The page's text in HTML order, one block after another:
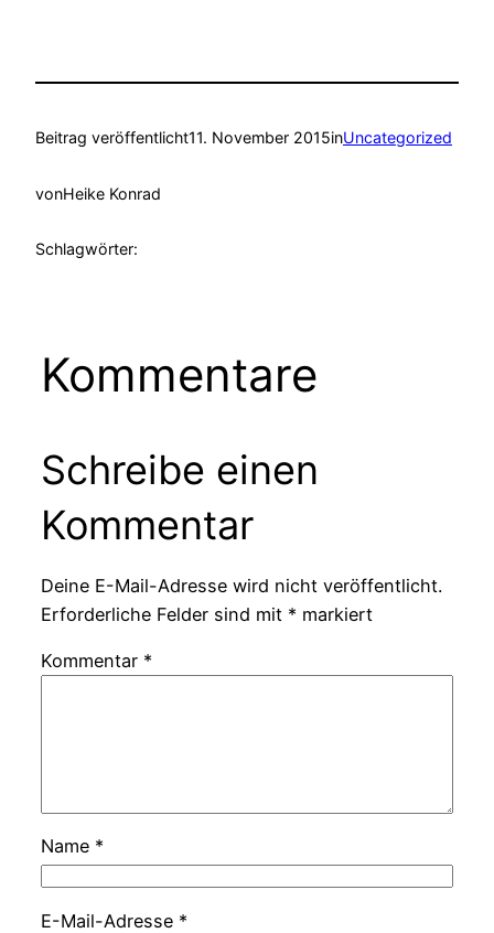
Beitrag veröffentlicht11. November 2015inUncategorized
vonHeike Konrad
Schlagwörter:
Kommentare
Schreibe einen
Kommentar
Deine E-Mail-Adresse wird nicht veröffentlicht.
Erforderliche Felder sind mit * markiert
Kommentar *
Name *
E-Mail-Adresse *